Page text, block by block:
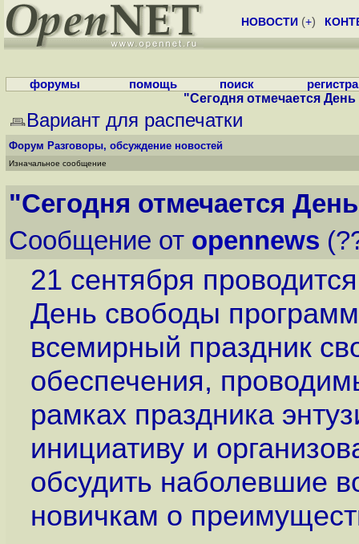
НОВОСТИ (+)
форумы помощь поиск
"Сегодня отмечается
Вариант для распечатки
Форум Разговоры, обсуждение новостей
Изначальное сообщение
"Сегодня отмечается
Сообщение от opennews
21 сентября
День свободы
всемирный праздник
обеспечения,
рамках праздника
инициативу и
обсудить наболевшие
новичкам о